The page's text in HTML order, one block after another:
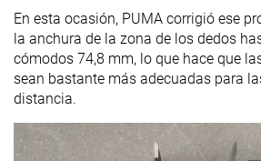
En esta ocasión, PUMA corrigió ese
la anchura de la zona de los dedos
cómodos 74,8 mm, lo que hace que
sean bastante más adecuadas para
distancia.